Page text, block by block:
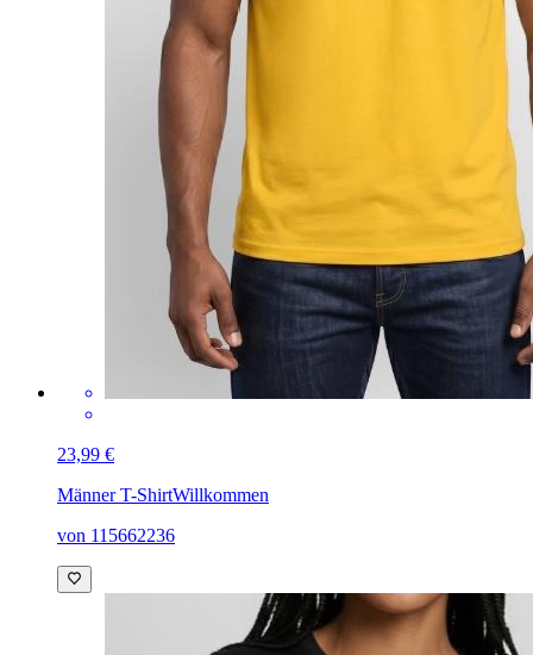
23,99 €
Männer T-ShirtWillkommen
von 115662236